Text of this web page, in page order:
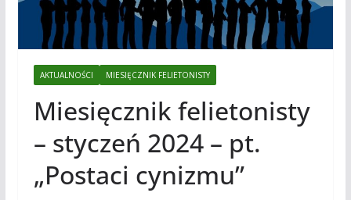
AKTUALNOŚCI MIESIĘCZNIK FELIETONISTY
Miesięcznik felietonisty
– styczeń 2024 – pt.
„Postaci cynizmu”